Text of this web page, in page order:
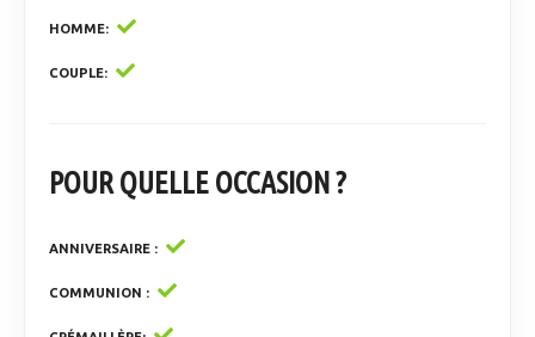
HOMME
COUPLE
POUR QUELLE OCCASION ?
ANNIVERSAIRE
COMMUNION